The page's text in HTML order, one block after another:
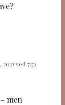
ved 7:53
men